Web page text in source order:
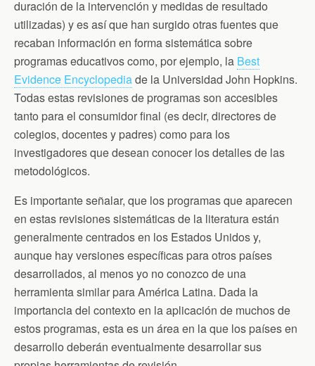
duración de la intervención y medidas de resultado
utilizadas) y es así que han surgido otras fuentes que
recaban información en forma sistemática sobre
programas educativos como, por ejemplo, la Best
Evidence Encyclopediade la Universidad John Hopkins.
Todas estas revisiones de programas son accesibles
tanto para el consumidor final (es decir, directores de
colegios, docentes y padres) como para los
investigadores que desean conocer los detalles de las
metodológicos.
Es importante señalar, que los programas que aparecen
en estas revisiones sistemáticas de la literatura están
generalmente centrados en los Estados Unidos y,
aunque hay versiones específicas para otros países
desarrollados, al menos yo no conozco de una
herramienta similar para América Latina. Dada la
importancia del contexto en la aplicación de muchos de
estos programas, esta es un área en la que los países en
desarrollo deberán eventualmente desarrollar sus